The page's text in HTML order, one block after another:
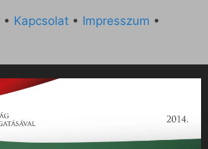
• Kapcsolat • Impresszum •